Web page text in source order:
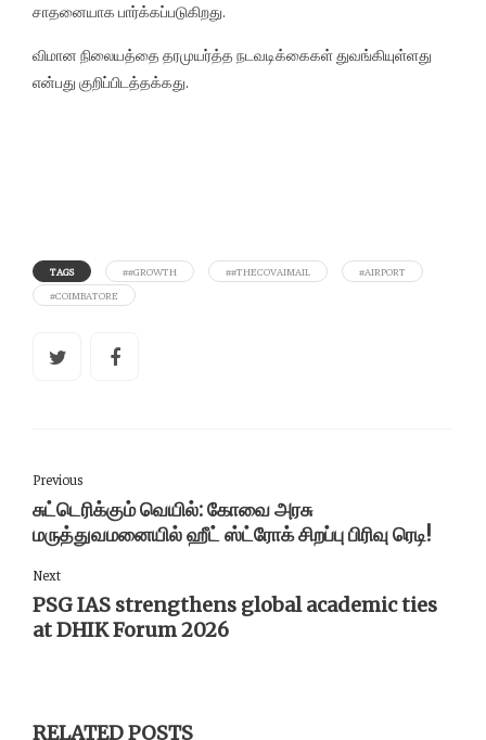
சாதனையாக பார்க்கப்படுகிறது.
விமான நிலையத்தை தரமுயர்த்த நடவடிக்கைகள் துவங்கியுள்ளது
என்பது குறிப்பிடத்தக்கது.
TAGS ##GROWTH ##THECOVAIMAIL
#AIRPORT
#COIMBATORE
Previous
சுட்டெரிக்கும் வெயில்: கோவை அரசு
மருத்துவமனையில் ஹீட் ஸ்ட்ரோக் சிறப்பு பிரிவு ரெடி!
Next
PSG IAS strengthens global academic ties
at DHIK Forum 2026
RELATED POSTS